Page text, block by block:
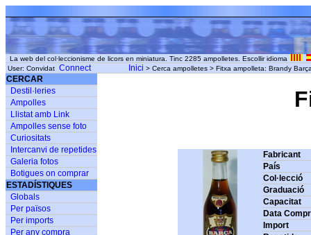
La web del col·leccionisme de licors en miniatura. Tinc 2285 ampolletes. Escollir idioma
User: Convidat Connect Inici > Cerca ampolletes > Fitxa ampolleta: Brandy
CERCAR
Destil·leries
Ampolles
Llistat amb Link
Ampolles sense foto
Curiositats
Intercanvi de repetides
Galeria fotos
Botigues on comprar
ESTADÍSTIQUES
Globals
Per països
Per imports
Per any compra
Fabricant
País
Col·lecció
Graduació
Capacitat
Data
Import